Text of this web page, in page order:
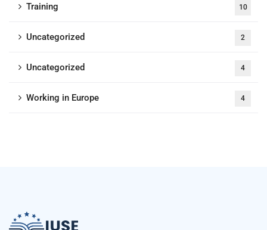
Training 10
Uncategorized 2
Uncategorized 4
Working in Europe 4